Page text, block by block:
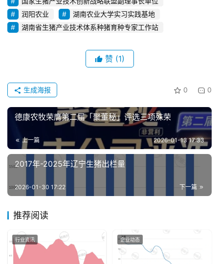
润阳农业
湖南农业大学实习实践基地
湖南省生猪产业技术体系种猪育种专家工作站
赞 (1)
0 0
生成海报
德康农牧荣膺第二届「聚董秘」评选三项殊荣
上一篇 2026-01-13 17:33
2017年-2025年辽宁生猪出栏量
下一篇
2026-01-30 17:22
推荐阅读
行业资讯 企业动态